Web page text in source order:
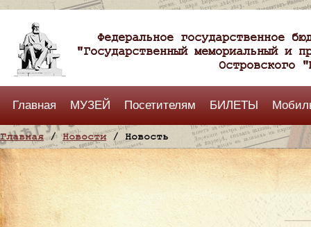
Федеральное государственное
"Государственный мемориальный и
Островского
Главная МУЗЕЙ Посетителям БИЛЕТЫ
Главная/Новости/ Новость